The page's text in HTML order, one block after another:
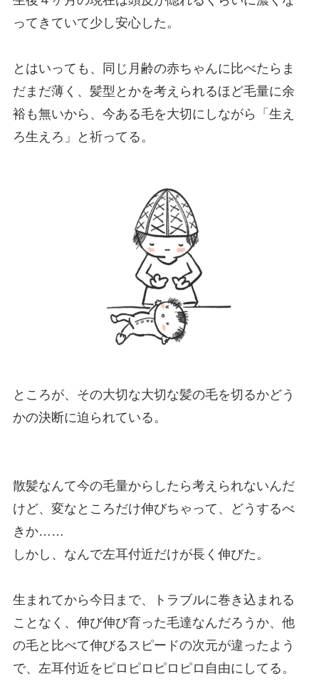
ってきていて少し安心した。
とはいっても、同じ月齢の赤ちゃんに比べたらま
だまだ薄く、髪型とかを考えられるほど毛量に余
裕も無いから、今ある毛を大切にしながら「生え
ろ生えろ」と祈ってる。
ところが、その大切な大切な髪の毛を切るかどう
かの決断に迫られている。
散髪なんて今の毛量からしたら考えられないんだ
けど、変なところだけ伸びちゃって、どうするべ
きか……
しかし、なんで左耳付近だけが長く伸びた。
生まれてから今日まで、トラブルに巻き込まれる
ことなく、伸び伸び育った毛達なんだろうか、他
の毛と比べて伸びるスピードの次元が違ったよう
で、左耳付近をピロピロピロピロ自由にしてる。